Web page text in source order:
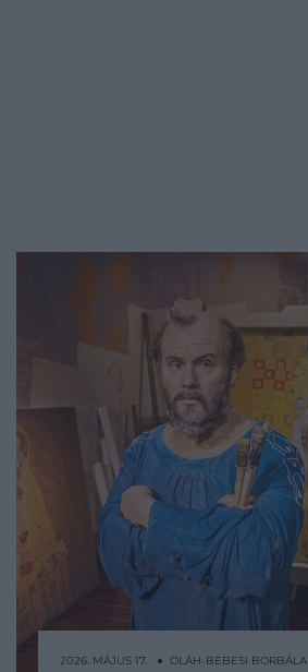
2026. MÁJUS 17. ● OLÁH-BEBESI BORBÁLA